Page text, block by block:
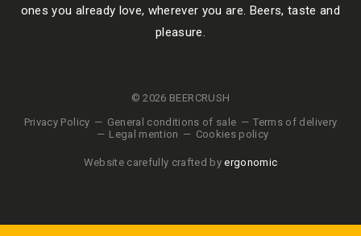
ones you already love, wherever you are. Beers, taste and
pleasure.
© 2026 BEERCRUSH
Privacy Policy
General conditions of sale
Terms of delivery
Legal mention
Cookies policy
Website carefully crafted byergonomic